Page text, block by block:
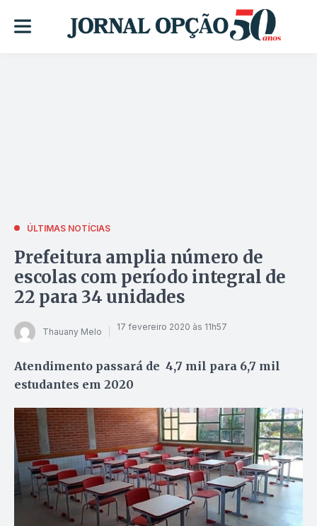
ÚLTIMAS NOTÍCIAS
Prefeitura amplia número de
escolas com período integral de
22 para 34 unidades
Thauany Melo 17 fevereiro 2020 às 11h57
Atendimento passará de 4,7 mil para 6,7 mil
estudantes em 2020